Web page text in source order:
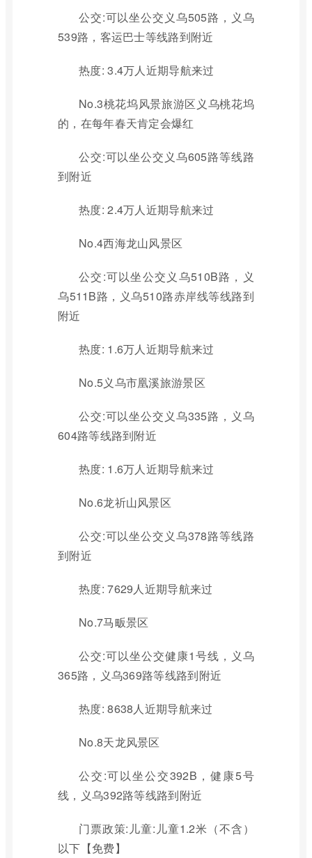
公交:可以坐公交义乌505路，义乌
539路，客运巴士等线路到附近
热度: 3.4万人近期导航来过
No.3桃花坞风景旅游区义乌桃花坞
的，在每年春天肯定会爆红
公交:可以坐公交义乌605路等线路
到附近
热度: 2.4万人近期导航来过
No.4西海龙山风景区
公交:可以坐公交义乌510B路，义
乌511B路，义乌510路赤岸线等线路到
附近
热度: 1.6万人近期导航来过
No.5义乌市凰溪旅游景区
公交:可以坐公交义乌335路，义乌
604路等线路到附近
热度: 1.6万人近期导航来过
No.6龙祈山风景区
公交:可以坐公交义乌378路等线路
到附近
热度: 7629人近期导航来过
No.7马畈景区
公交:可以坐公交健康1号线，义乌
365路，义乌369路等线路到附近
热度: 8638人近期导航来过
No.8天龙风景区
公交:可以坐公交392B，健康5号
线，义乌392路等线路到附近
门票政策:儿童:儿童1.2米（不含）
以下【免费】